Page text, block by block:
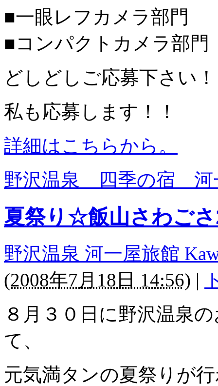
■一眼レフカメラ部門
■コンパクトカメラ部
どしどしご応募下さい！
私も応募します！！
詳細はこちらから。
野沢温泉 四季の宿 河
夏祭り☆飯山さわごさ
野沢温泉 河一屋旅館
(2008年7月18日 14:56) |
８月３０日に野沢温泉
て、
元気満タンの夏祭りが